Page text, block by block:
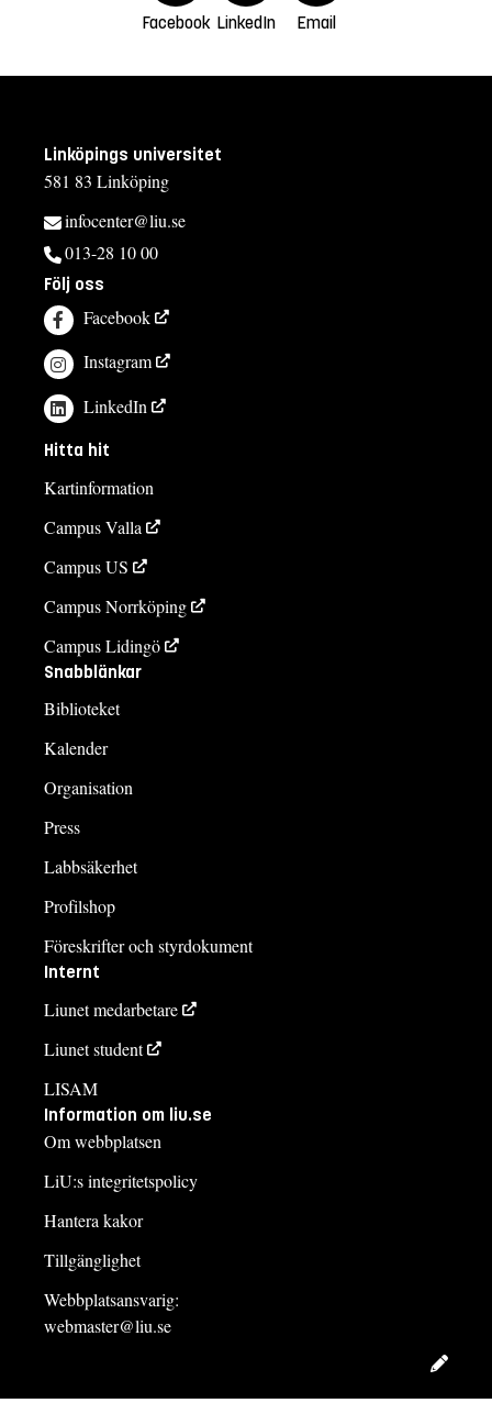
Facebook LinkedIn Email
Linköpings universitet
581 83 Linköping
infocenter@liu.se
013-28 10 00
Följ oss
Facebook
Instagram
LinkedIn
Hitta hit
Kartinformation
Campus Valla
Campus US
Campus Norrköping
Campus Lidingö
Snabblänkar
Biblioteket
Kalender
Organisation
Press
Labbsäkerhet
Profilshop
Föreskrifter och styrdokument
Internt
Liunet medarbetare
Liunet student
LISAM
Information om liu.se
Om webbplatsen
LiU:s integritetspolicy
Hantera kakor
Tillgänglighet
Webbplatsansvarig:
webmaster@liu.se